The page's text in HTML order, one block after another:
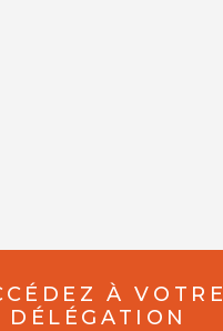
À VOTRE
DÉLÉGATION